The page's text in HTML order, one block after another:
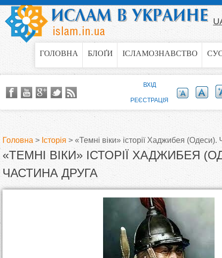
Jump to navigation
ГОЛОВНА БЛОҐИ ІСЛАМОЗНАВСТВО
В
Головна > Історія > «Темні віки» історії Хаджибея (Одеси).
«ТЕМНІ ВІКИ» ІСТОРІЇ ХАДЖИБЕЯ
ЧАСТИНА ДРУГА
ВХІД
РЕЄСТРАЦІЯ